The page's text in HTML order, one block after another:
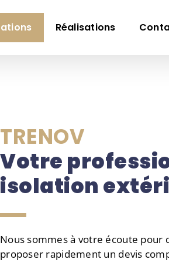
Réalisations
TRENOV
Votre
isolation
Nous sommes à votre écoute
proposer rapidement un devis